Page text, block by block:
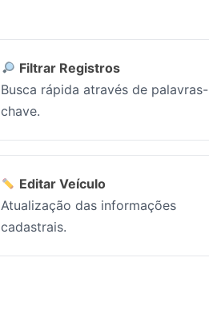
Filtrar Registros
Busca rápida através de palavras-
chave.
Editar Veículo
Atualização das informações
cadastrais.